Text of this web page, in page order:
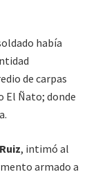
había
de carpas
El Ñato; donde
, intimó al
armado a